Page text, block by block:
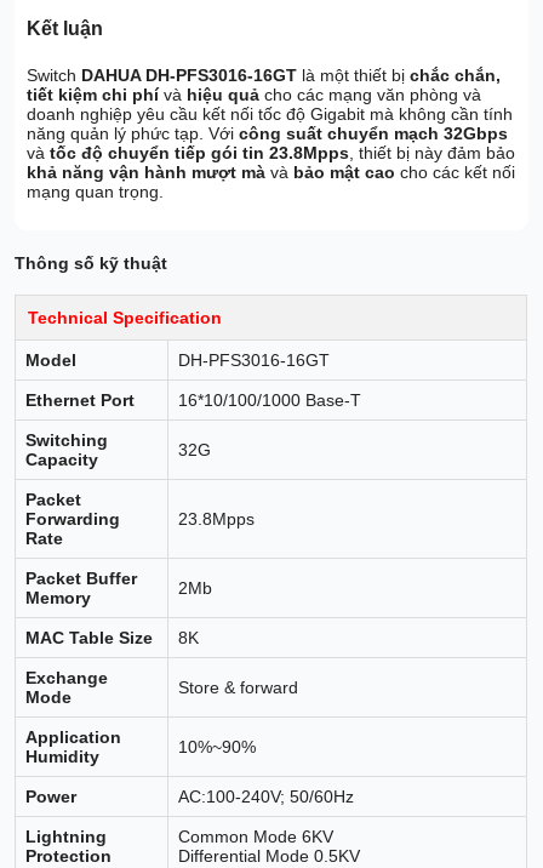
Kết luận
Switch DAHUA DH-PFS3016-16GT là một thiết bịchắc chắn,
tiết kiệm chi phívà hiệu quả cho các mạng văn phòng và
doanh nghiệp yêu cầu kết nối tốc độ Gigabit mà không cần tính
năng quản lý phức tạp. Vớicông suất chuyển mạch 32Gbps
vàtốc độ chuyển tiếp gói tin 23.8Mpps , thiết bị này đảm bảo
khả năng vận hành mượt mà và bảo mật cao cho các kết nối
mạng quan trọng.
Thông số kỹ thuật
Technical Specification
Model DH-PFS3016-16GT
Ethernet Port 16*10/100/1000 Base-T
Switching
Capacity
32G
Packet
Forwarding
Rate
23.8Mpps
Packet Buffer
Memory
2Mb
MAC Table Size 8K
Exchange
Mode
Store & forward
Application
Humidity
10%~90%
Power AC:100-240V; 50/60Hz
Lightning
Protection
Common Mode 6KV
Differential Mode 0.5KV